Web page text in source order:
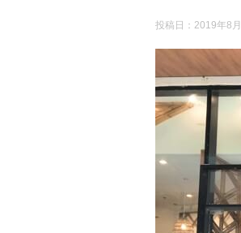
投稿日：2019年8